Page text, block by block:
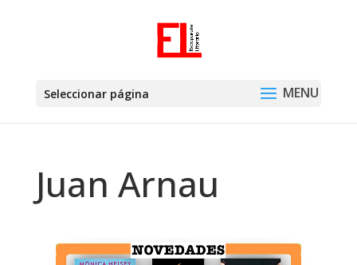
Seleccionar página
Juan Arnau